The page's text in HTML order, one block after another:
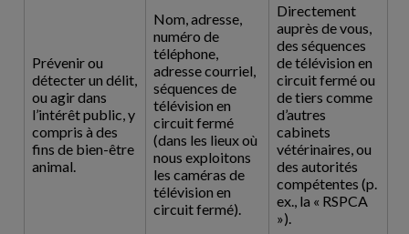
Prévenir ou
détecter un délit,
ou agir dans
l’intérêt public, y
compris à des
fins de bien-être
animal.
Nom, adresse,
numéro de
téléphone,
adresse courriel,
séquences de
télévision en
circuit fermé
(dans les lieux où
nous exploitons
les caméras de
télévision en
circuit fermé).
Directement
auprès de vous,
des séquences
de télévision en
circuit fermé ou
de tiers comme
d’autres
cabinets
vétérinaires, ou
des autorités
compétentes (p.
ex., la « RSPCA
»).